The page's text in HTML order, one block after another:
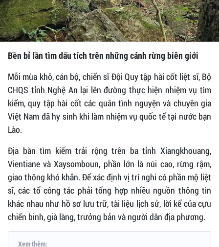
Bền bỉ lần tìm dấu tích trên những cánh rừng biên giới
Mỗi mùa khô, cán bộ, chiến sĩ Đội Quy tập hài cốt liệt sĩ, Bộ
CHQS tỉnh Nghệ An lại lên đường thực hiện nhiệm vụ tìm
kiếm, quy tập hài cốt các quân tình nguyện và chuyên gia
Việt Nam đã hy sinh khi làm nhiệm vụ quốc tế tại nước bạn
Lào.
Địa bàn tìm kiếm trải rộng trên ba tỉnh Xiangkhouang,
Vientiane và Xaysomboun, phần lớn là núi cao, rừng rậm,
giao thông khó khăn. Để xác định vị trí nghi có phần mộ liệt
sĩ, các tổ công tác phải tổng hợp nhiều nguồn thông tin
khác nhau như hồ sơ lưu trữ, tài liệu lịch sử, lời kể của cựu
chiến binh, già làng, trưởng bản và người dân địa phương.
Xem thêm: